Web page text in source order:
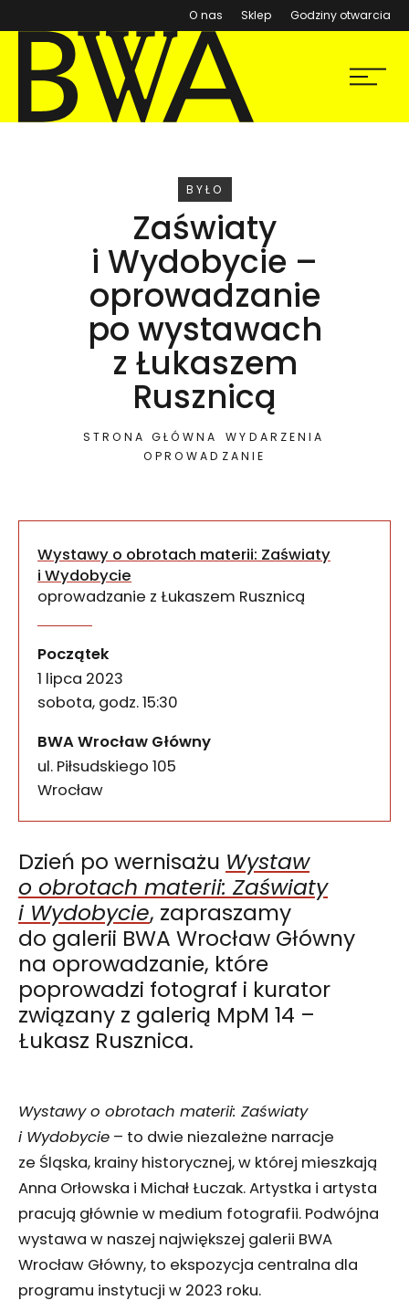
O nas Sklep (otwiera się w nowym
Godziny otwarcia
BWA Wrocław
Galerie Sztuki Współczesnej
Menu
WYDARZENIE
BYŁO
Zaświaty
i Wydobycie –
oprowadzanie
po wystawach
z Łukaszem
Rusznicą
STRONA GŁÓWNA
WYDARZENIA
OPROWADZANIE
Wystawy o obrotach materii: Zaświaty
i Wydobycie
oprowadzanie z Łukaszem Rusznicą
Początek
1 lipca 2023
sobota, godz. 15:30
BWA Wrocław Główny
ul. Piłsudskiego 105
50-085
Wrocław
Dzień po wernisażu Wystaw
o obrotach materii: Zaświaty
i Wydobycie, zapraszamy
do galerii BWA Wrocław Główny
na oprowadzanie, które
poprowadzi fotograf i kurator
związany z galerią MpM 14 –
Łukasz Rusznica.
Wystawy o obrotach materii: Zaświaty
i Wydobycie – to dwie niezależne narracje
ze Śląska, krainy historycznej, w której mieszkają
Anna Orłowska i Michał Łuczak. Artystka i artysta
pracują głównie w medium fotografii. Podwójna
wystawa w naszej największej galerii BWA
Wrocław Główny, to ekspozycja centralna dla
programu instytucji w 2023 roku.